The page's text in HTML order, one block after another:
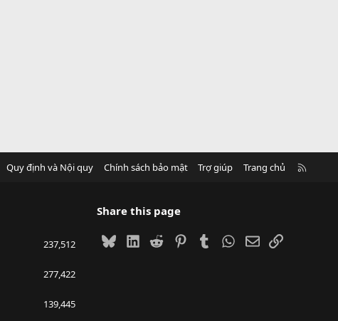
Quy định và Nội quy Chính sách bảo mật Trợ giúp Trang chủ
237,512
277,422
139,445
Share this page
BlueskyLinkedIn
Reddit PinterestTumblrWhatsApp
EmailLink